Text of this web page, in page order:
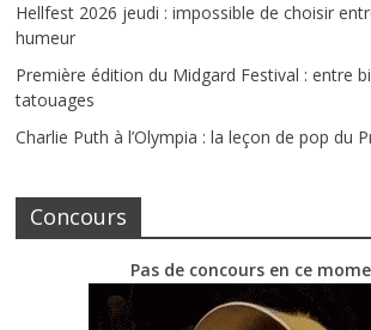
Hellfest 2026 jeudi : impossible de choisir
humeur
Première édition du Midgard Festival : entre
tatouages
Charlie Puth à l’Olympia : la leçon de pop du
Concours
Pas de concours en ce